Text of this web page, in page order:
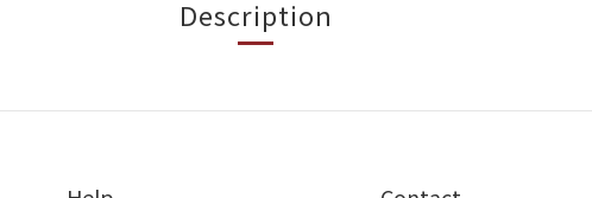
Description